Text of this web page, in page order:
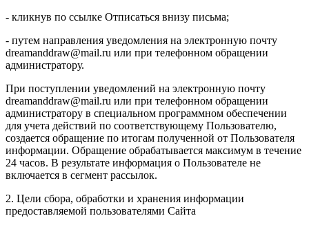
- кликнув по ссылке Отписаться внизу письма;
- путем направления уведомления на электронную почту
dreamanddraw@mail.ru или при телефонном обращении
администратору.
При поступлении уведомлений на электронную почту
dreamanddraw@mail.ru или при телефонном обращении
администратору в специальном программном обеспечении
для учета действий по соответствующему Пользователю,
создается обращение по итогам полученной от Пользователя
информации. Обращение обрабатывается максимум в течение
24 часов. В результате информация о Пользователе не
включается в сегмент рассылок.
2. Цели сбора, обработки и хранения информации
предоставляемой пользователями Сайта